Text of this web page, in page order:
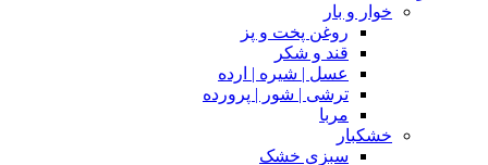
خوار و بار
روغن پخت و پز
قند و شکر
عسل | شیره | ارده
ترشی | شور | پرورده
مربا
خشکبار
سبزی خشک